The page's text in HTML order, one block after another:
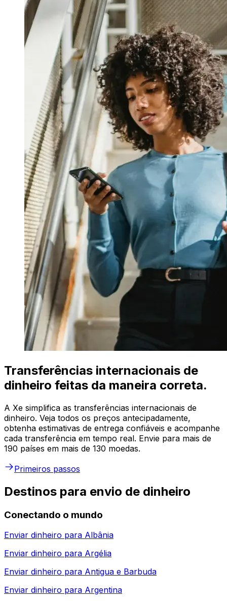
Transferências internacionais de
dinheiro feitas da maneira correta.
A Xe simplifica as transferências internacionais de
dinheiro. Veja todos os preços antecipadamente,
obtenha estimativas de entrega confiáveis e acompanhe
cada transferência em tempo real. Envie para mais de
190 países em mais de 130 moedas.
Primeiros passos
Destinos para envio de dinheiro
Conectando o mundo
Enviar dinheiro para Albânia
Enviar dinheiro para Argélia
Enviar dinheiro para Antigua e Barbuda
Enviar dinheiro para Argentina